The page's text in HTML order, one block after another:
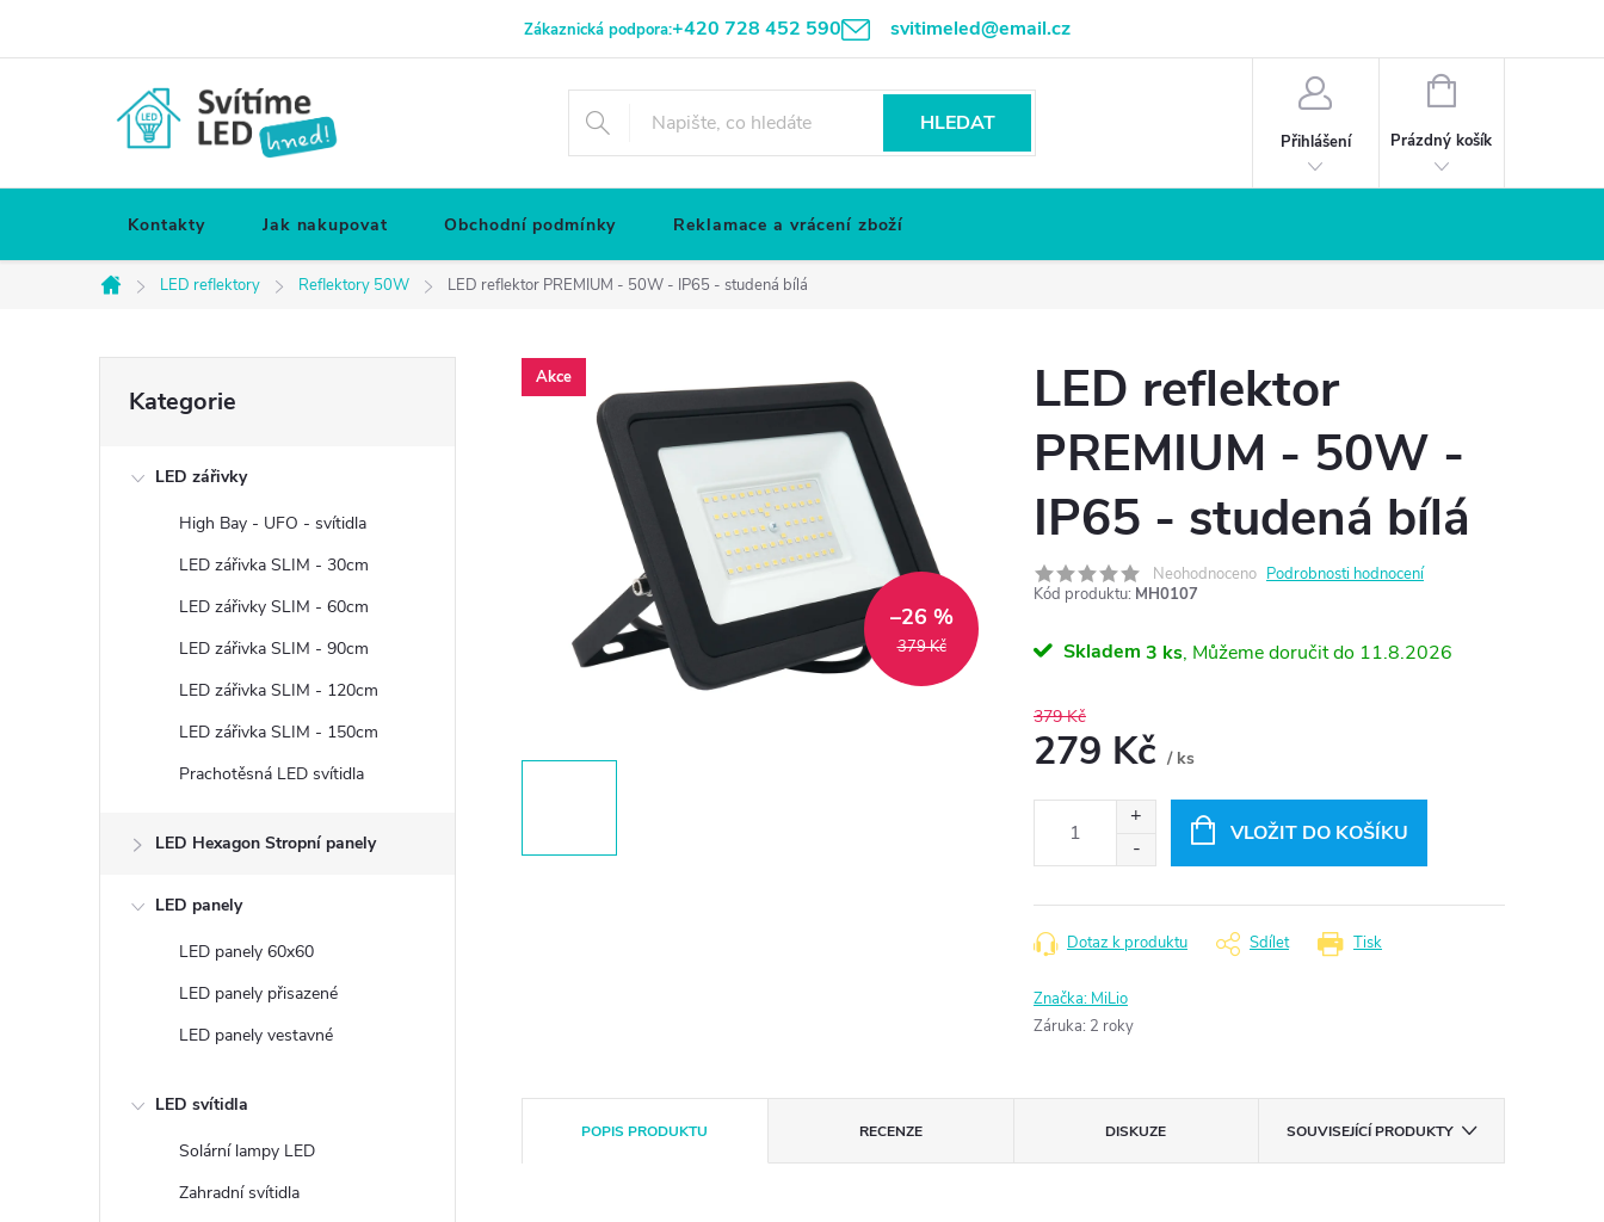
Zákaznická podpora:+420 728 452 590 svitimeled@email.cz
HLEDAT
Přihlášení
NÁKUPNÍ
Prázdný košík
Kontakty Jak nakupovat Obchodní podmínky Reklamace a vrácení zboží
Domů
LED reflektory Reflektory 50W LED reflektor PREMIUM - 50W - IP65 - studená bílá
kategorie
Kategorie
LED zářivky
High Bay - UFO - svítidla
LED zářivka SLIM - 30cm
LED zářivky SLIM - 60cm
LED zářivka SLIM - 90cm
LED zářivka SLIM - 120cm
LED zářivka SLIM - 150cm
Prachotěsná LED svítidla
LED Hexagon Stropní panely
LED panely
LED panely 60x60
LED panely přisazené
LED panely vestavné
LED svítidla
Solární lampy LED
Zahradní svítidla
Akce
379 Kč
–26 %
LED reflektor
PREMIUM - 50W -
IP65 - studená bílá
Neohodnoceno Podrobnosti hodnocení
Kód produktu: MH0107
Skladem 3 ks 11.8.2026
379 Kč
279 Kč / ks
VLOŽIT DO KOŠÍKU
Tisk
Dotaz k produktu Sdílet
Značka: MiLio
Záruka: 2 roky
POPIS PRODUKTU RECENZE DISKUZE SOUVISEJÍCÍ PRODUKTY